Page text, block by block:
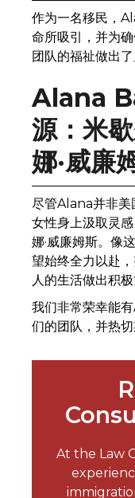
作为一名移民，
命所吸引，并为
团队的福祉做出了
Alana
源：米
娜·威廉
尽管Alana并非美
女性身上汲取灵
娜·威廉姆斯。像
望始终全力以赴
人的生活做出积极
我们非常荣幸能
们的团队，并热
At the Law